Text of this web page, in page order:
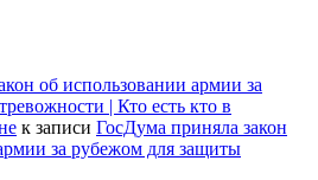
об использовании армии за
| Кто есть кто в
к записи ГосДума приняла закон
за рубежом для защиты